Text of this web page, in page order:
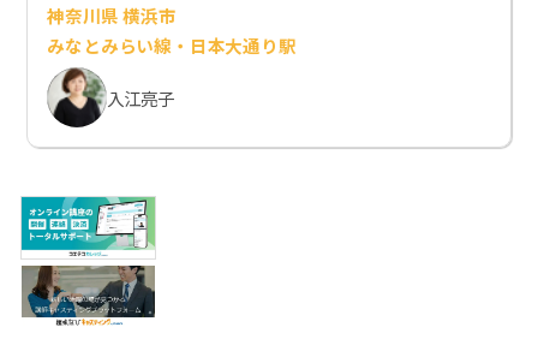
神奈川県 横浜市
みなとみらい線・日本大通り駅
入江亮子